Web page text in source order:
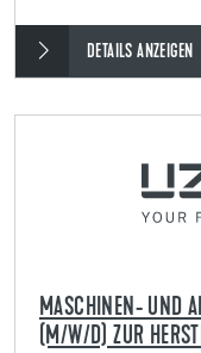
DETAILS ANZEIGEN
MASCHINEN- UND
(M/W/D) ZUR